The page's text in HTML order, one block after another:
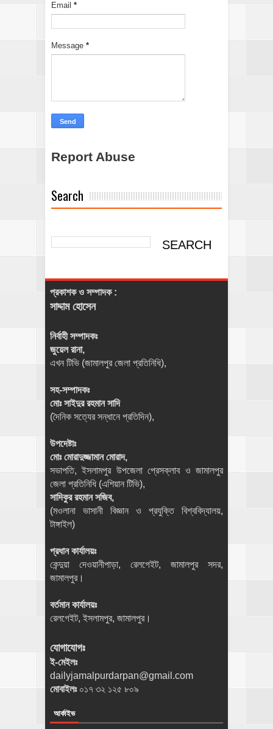
Email *
Message *
Report Abuse
Search
প্রকাশক ও সম্পাদক :
সাদ্দাম হোসেন
নির্বাহী সম্পাদকঃ
জুয়েল রানা,
এখন টিভি (জামালপুর জেলা প্রতিনিধি),
সহ-সম্পাদকঃ
মোঃ সাইদুর রহমান সাদি
(দৈনিক সত্যের সন্ধানে প্রতিদিন),
উপদেষ্টাঃ
মোঃ মোরাদুজ্জামান মোরাদ,
সভাপতি, ইসলামপুর উপজেলা প্রেসক্লাব ও জামালপুর
জেলা প্রতিনিধি (এশিয়ান টিভি),
সাদিকুর রহমান সজিব,
(মওলানা ভাসানী বিজ্ঞান ও প্রযুক্তি বিশ্ববিদ্যালয়,
টাঙ্গাইল)
প্রধান কার্যালয়ঃ
কেন্দুয়া দেওয়ানীপাড়া, রেলগেইট, জামালপুর সদর,
জামালপুর।
বর্তমান কার্যালয়ঃ
রেলগেইট, ইসলামপুর, জামালপুর।
যোগাযোগঃ
ই-মেইলঃ
dailyjamalpurdarpan@gmail.com
মোবাইলঃ ০১৭ ৩২ ১২৫ ৮০৯
আর্কাইভ